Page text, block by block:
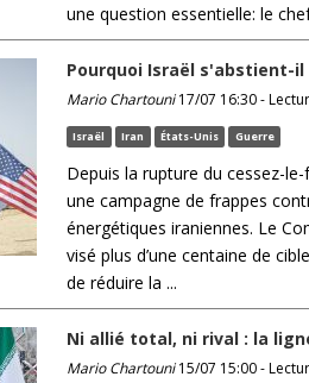
une question essentielle: le
Pourquoi Israël s'abstient-
Mario Chartouni17/07 16:30 -
Israël Iran États-Unis Guerre
Depuis la rupture du cessez-
une campagne de frappes
énergétiques iraniennes. Le
visé plus d’une centaine de
de réduire la ...
Ni allié total, ni rival : la
Mario Chartouni15/07 15:00 -